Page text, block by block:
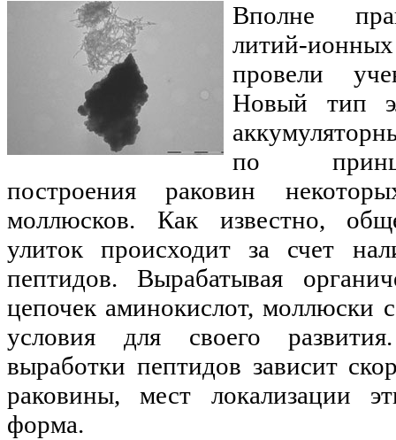
Вполне
литий-
провели
Новый тип
по
построения раковин
моллюсков. Как известно,
улиток происходит за счет
пептидов. Вырабатывая
цепочек аминокислот, моллюски
условия для своего
выработки пептидов зависит
раковины, мест локализации
форма.